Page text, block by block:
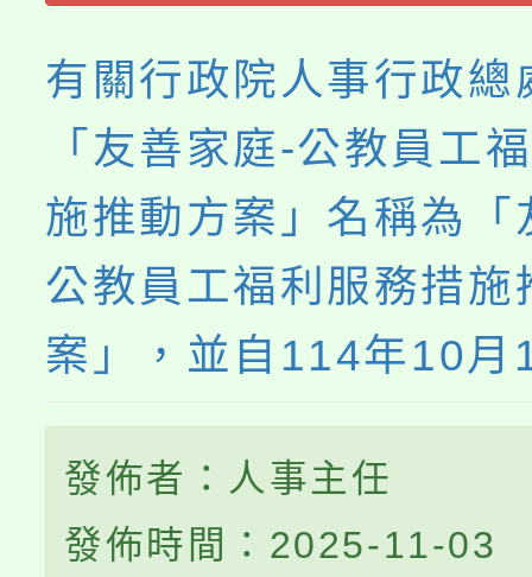
有關行政院人事行政總
「友善家庭-公教員工
施推動方案」名稱為「
公教員工福利服務措施
案」，並自114年10月
發佈者：人事主任
發佈時間：2025-11-03